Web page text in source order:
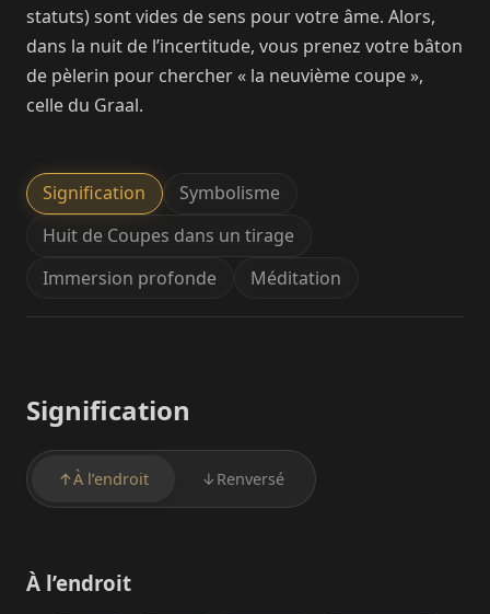
statuts) sont vides de sens pour votre âme. Alors,
dans la nuit de l’incertitude, vous prenez votre bâton
de pèlerin pour chercher « la neuvième coupe »,
celle du Graal.
Signification
Symbolisme
Huit de Coupes dans un tirage
Immersion profonde
Méditation
Signification
↑À l’endroit ↓ Renversé
À l’endroit